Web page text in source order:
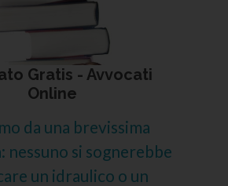
Gratis - Avvocati
Online
da una brevissima
nessuno si sognerebbe
un idraulico o un